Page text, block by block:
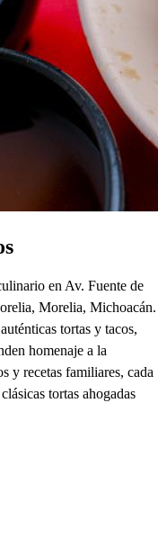
en Av. Fuente de
Morelia, Michoacán.
tortas y tacos,
homenaje a la
y recetas familiares, cada
tortas ahogadas